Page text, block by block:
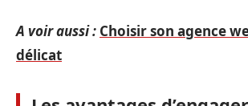
A voir aussi : Choisir son agence
délicat